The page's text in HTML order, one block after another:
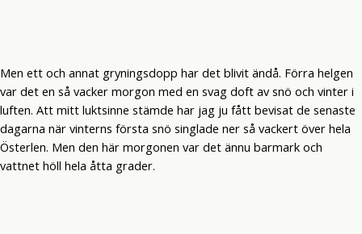
Men ett och annat gryningsdopp har det blivit ändå. Förra helgen
var det en så vacker morgon med en svag doft av snö och vinter i
luften. Att mitt luktsinne stämde har jag ju fått bevisat de senaste
dagarna när vinterns första snö singlade ner så vackert över hela
Österlen. Men den här morgonen var det ännu barmark och
vattnet höll hela åtta grader.